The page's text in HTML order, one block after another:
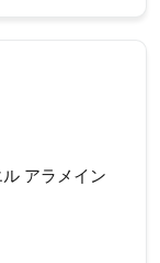
アラメイン